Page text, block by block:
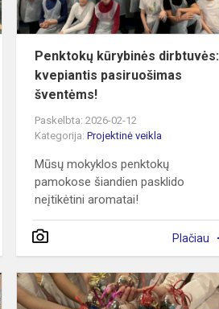
Penktokų kūrybinės dirbtuvės:
kvepiantis pasiruošimas
šventėms!
Paskelbta: 2026-02-12
Kategorija:Projektinė veikla
Mūsų mokyklos penktokų
pamokose šiandien pasklido
neįtikėtini aromatai!
Plačiau
Kai
knygos